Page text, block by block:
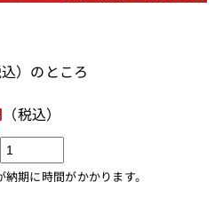
）のところ
（税込）
期に時間がかかります。